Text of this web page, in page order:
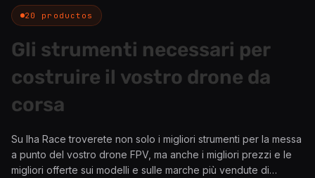
20 productos
Gli strumenti necessari per
costruire il vostro drone da
corsa
Su Iha Race troverete non solo i migliori strumenti per la messa
a punto del vostro drone FPV, ma anche i migliori prezzi e le
migliori offerte sui modelli e sulle marche più vendute di